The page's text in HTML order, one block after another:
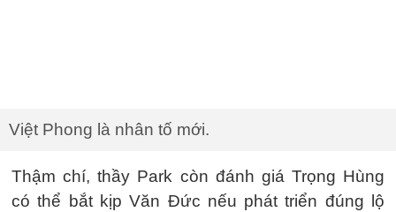
Việt Phong là nhân tố mới.
Thậm chí, thầy Park còn đánh giá Trọng Hùng
có thể bắt kịp Văn Đức nếu phát triển đúng lộ